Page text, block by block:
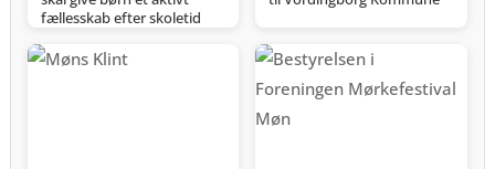
fællesskab efter skoletid